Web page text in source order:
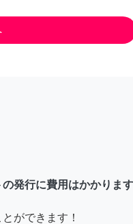
発行に費用はかかります
ができます！